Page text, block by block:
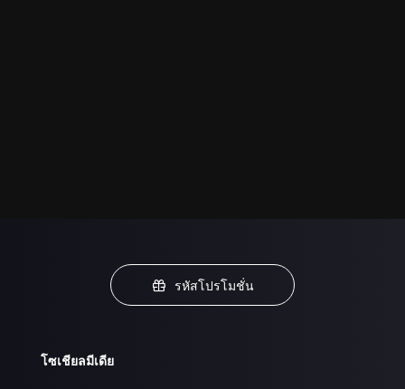
รหัสโปรโมชั่น
โซเชียลมีเดีย